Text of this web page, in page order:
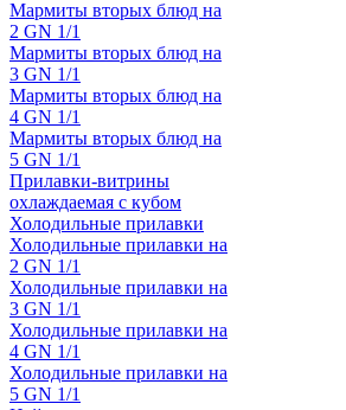
Мармиты вторых блюд на
2 GN 1/1
Мармиты вторых блюд на
3 GN 1/1
Мармиты вторых блюд на
4 GN 1/1
Мармиты вторых блюд на
5 GN 1/1
Прилавки-витрины
охлаждаемая с кубом
Холодильные прилавки
Холодильные прилавки на
2 GN 1/1
Холодильные прилавки на
3 GN 1/1
Холодильные прилавки на
4 GN 1/1
Холодильные прилавки на
5 GN 1/1